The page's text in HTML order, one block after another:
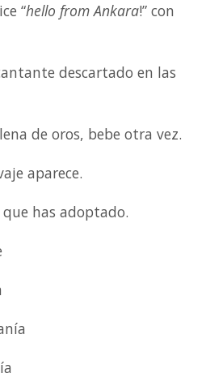
“hello from Ankara!” con
descartado en las
de oros, bebe otra vez.
aparece.
has adoptado.